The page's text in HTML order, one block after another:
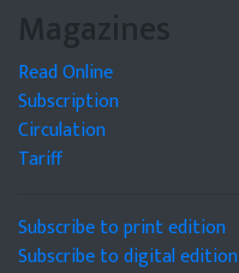
Magazines
Read Online
Subscription
Circulation
Tariff
Subscribe to print edition
Subscribe to digital edition